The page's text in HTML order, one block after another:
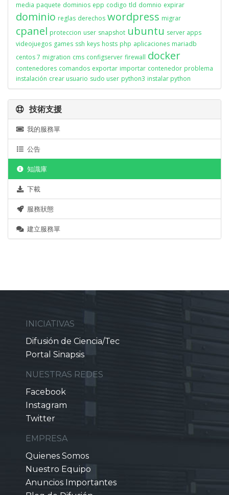
media paquete dominios epp codigo tld domnio expirar
dominio reglas derechos wordpress migrar
cpanel proteccion user snapshot ubuntu server apps
videojuegos games ssh keys hosts php aplicaciones mariadb
centos 7 migration cms configserver firewall docker
contenedores comandos exportar importar contenedor problema
instalación crear usuario sudo user python3 instalar python
技術支援
我的服務單
公告
知識庫
下載
服務狀態
建立服務單
INICIATIVAS
Difusión de Ciencia/Tec
Portal Sinapsis
NUESTRAS REDES
Facebook
Instagram
Twitter
EMPRESA
Quienes Somos
Nuestro Equipo
Anuncios Importantes